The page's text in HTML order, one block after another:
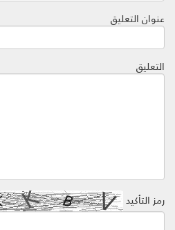
عنوان التعليق
التعليق
رمز التأكيد